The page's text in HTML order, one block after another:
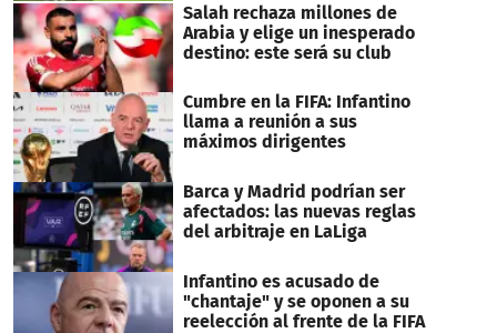
Salah rechaza millones de
Arabia y elige un inesperado
destino: este será su club
Cumbre en la FIFA: Infantino
llama a reunión a sus
máximos dirigentes
Barca y Madrid podrían ser
afectados: las nuevas reglas
del arbitraje en LaLiga
Infantino es acusado de
"chantaje" y se oponen a su
reelección al frente de la FIFA